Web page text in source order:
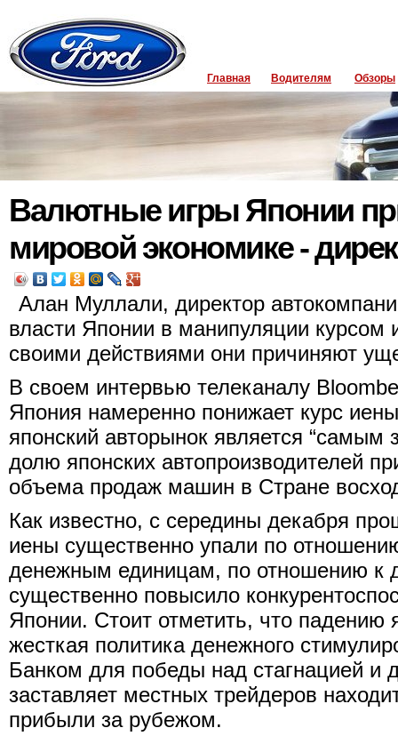
Главная Водителям Обзоры
Валютные игры Японии
мировой экономике -
Алан Муллали, директор
власти Японии в манипуляции курсом
своими действиями они причиняют
В своем интервью телеканалу
Япония намеренно понижает курс
японский авторынок является
долю японских автопроизводителей
объема продаж машин в Стране
Как известно, с середины декабря
иены существенно упали по
денежным единицам, по отношению к
существенно повысило
Японии. Стоит отметить, что падению
жесткая политика денежного
Банком для победы над стагнацией
заставляет местных трейдеров
прибыли за рубежом.